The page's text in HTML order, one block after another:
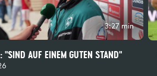
3:27 min
"SIND AUF EINEM GUTEN STAND"